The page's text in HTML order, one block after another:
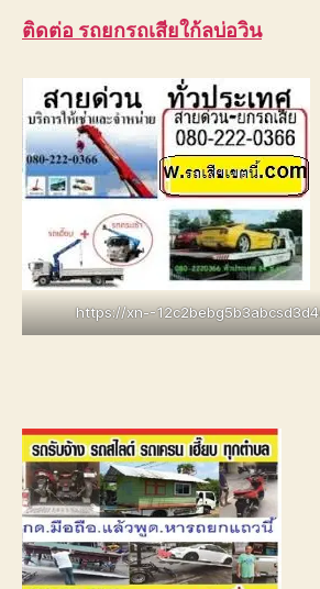
ติดต่อ รถยกรถเสียใก้ลบ่อวิน
https://xn--